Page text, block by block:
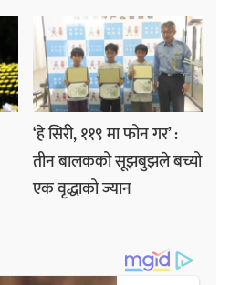
‘हे सिरी, ११९ मा फोन गर’ :
तीन बालकको सूझबुझले बच्यो
एक वृद्धाको ज्यान